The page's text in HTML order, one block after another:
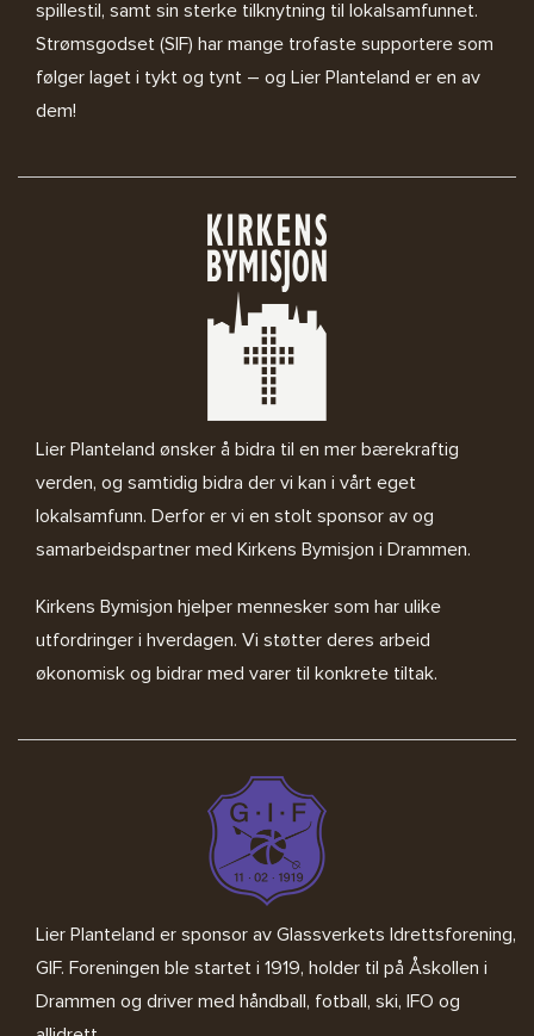
spillestil, samt sin sterke tilknytning til lokalsamfunnet.
Strømsgodset (SIF) har mange trofaste supportere som
følger laget i tykt og tynt – og Lier Planteland er en av
dem!
Lier Planteland ønsker å bidra til en mer bærekraftig
verden, og samtidig bidra der vi kan i vårt eget
lokalsamfunn. Derfor er vi en stolt sponsor av og
samarbeidspartner med Kirkens Bymisjon i Drammen.
Kirkens Bymisjon hjelper mennesker som har ulike
utfordringer i hverdagen. Vi støtter deres arbeid
økonomisk og bidrar med varer til konkrete tiltak.
Lier Planteland er sponsor av Glassverkets Idrettsforening,
GIF. Foreningen ble startet i 1919, holder til på Åskollen i
Drammen og driver med håndball, fotball, ski, IFO og